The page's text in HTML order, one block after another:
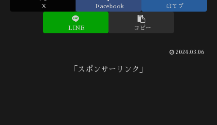
X Facebook はてブ
LINE コピー
2024.03.06
「スポンサーリンク」